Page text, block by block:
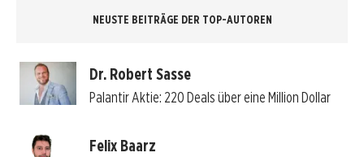
NEUSTE BEITRÄGE DER TOP-AUTOREN
Dr. Robert Sasse
Palantir Aktie: 220 Deals über eine Million Dollar
Felix Baarz